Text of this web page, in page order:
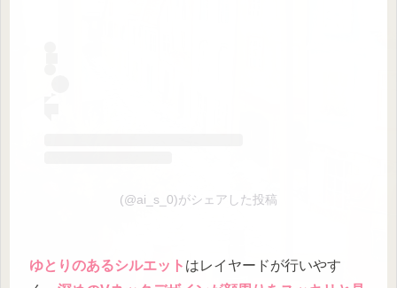
(@ai_s_0)がシェアした投稿
ゆとりのあるシルエット はレイヤードが行いやす